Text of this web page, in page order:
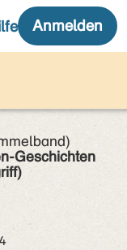
Geschichten